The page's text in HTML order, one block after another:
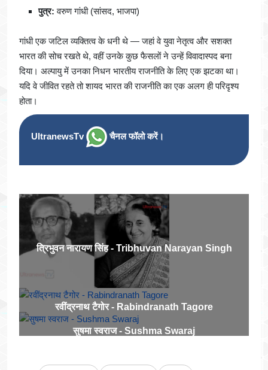
पुत्र: वरुण गांधी (सांसद, भाजपा)
गांधी एक जटिल व्यक्तित्व के धनी थे — जहां वे युवा नेतृत्व और सशक्त
भारत की सोच रखते थे, वहीं उनके कुछ फैसलों ने उन्हें विवादास्पद बना
दिया। अल्पायु में उनका निधन भारतीय राजनीति के लिए एक झटका था।
यदि वे जीवित रहते तो शायद भारत की राजनीति का एक अलग ही परिदृश्य
होता।
UltranewsTv चैनल फॉलो करें।
त्रिभुवन नारायण सिंह - Tribhuvan Narayan Singh
रवींद्रनाथ टैगोर - Rabindranath Tagore
सुषमा स्वराज - Sushma Swaraj